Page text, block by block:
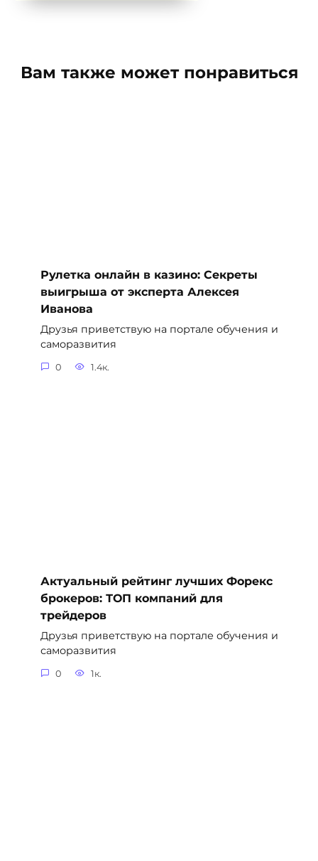
Вам также может понравиться
Рулетка онлайн в казино: Секреты
выигрыша от эксперта Алексея
Иванова
Друзья приветствую на портале обучения и
саморазвития
0 1.4к.
Актуальный рейтинг лучших Форекс
брокеров: ТОП компаний для
трейдеров
Друзья приветствую на портале обучения и
саморазвития
0 1к.